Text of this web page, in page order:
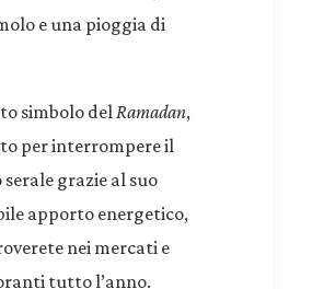
e una pioggia di
simbolo del Ramadan,
per interrompere il
grazie al suo
apporto energetico,
nei mercati e
tutto l’anno.